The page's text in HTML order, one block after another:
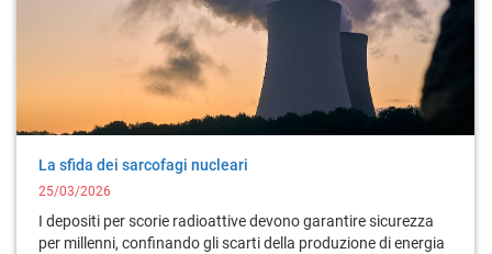
La sfida dei sarcofagi nucleari
25/03/2026
I depositi per scorie radioattive devono garantire sicurezza
per millenni, confinando gli scarti della produzione di energia